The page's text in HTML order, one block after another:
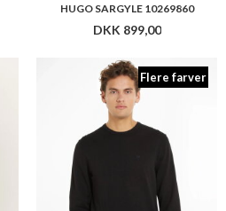
HUGO SARGYLE 10269860
DKK 899,00
Flere farver